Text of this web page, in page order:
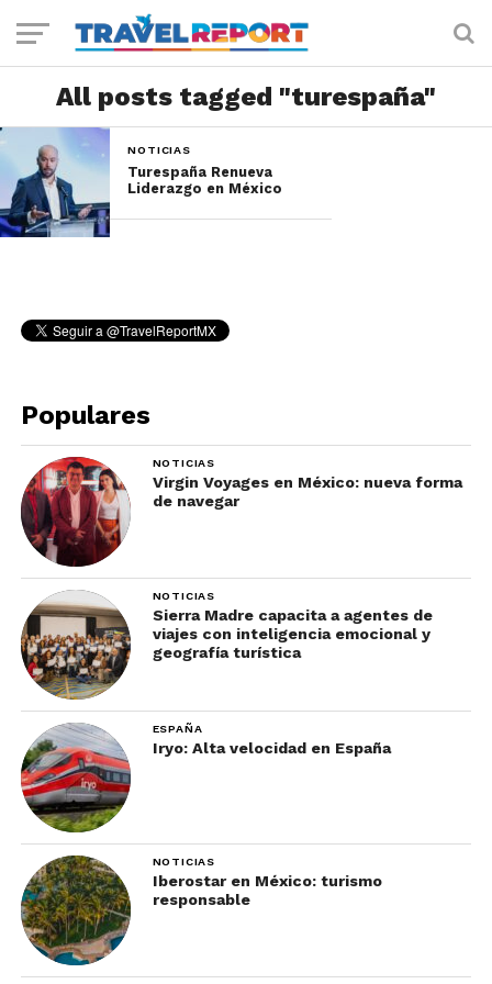
All posts tagged "turespaña"
NOTICIAS
Turespaña Renueva
Liderazgo en México
Populares
NOTICIAS
Virgin Voyages en México: nueva forma
de navegar
NOTICIAS
Sierra Madre capacita a agentes de
viajes con inteligencia emocional y
geografía turística
ESPAÑA
Iryo: Alta velocidad en España
NOTICIAS
Iberostar en México: turismo
responsable